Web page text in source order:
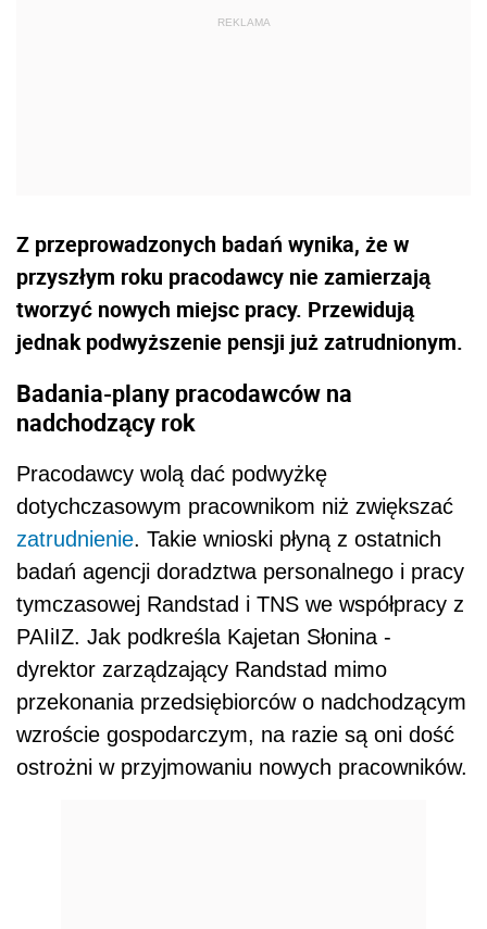
Z przeprowadzonych badań wynika, że w
przyszłym roku pracodawcy nie zamierzają
tworzyć nowych miejsc pracy. Przewidują
jednak podwyższenie pensji już zatrudnionym.
Badania-plany pracodawców na
nadchodzący rok
Pracodawcy wolą dać podwyżkę
dotychczasowym pracownikom niż zwiększać
zatrudnienie. Takie wnioski płyną z ostatnich
badań agencji doradztwa personalnego i pracy
tymczasowej Randstad i TNS we współpracy z
PAIiIZ. Jak podkreśla Kajetan Słonina -
dyrektor zarządzający Randstad mimo
przekonania przedsiębiorców o nadchodzącym
wzroście gospodarczym, na razie są oni dość
ostrożni w przyjmowaniu nowych pracowników.